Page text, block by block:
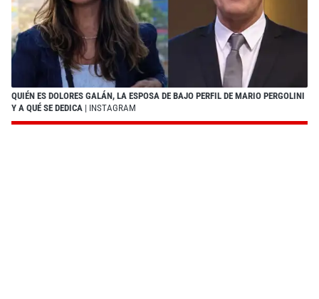
QUIÉN ES DOLORES GALÁN, LA ESPOSA DE BAJO PERFIL DE MARIO PERGOLINI
Y A QUÉ SE DEDICA | INSTAGRAM